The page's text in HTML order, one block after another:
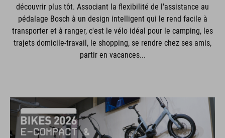
découvrir plus tôt. Associant la flexibilité de l'assistance au
pédalage Bosch à un design intelligent qui le rend facile à
transporter et à ranger, c'est le vélo idéal pour le camping, les
trajets domicile-travail, le shopping, se rendre chez ses amis,
partir en vacances...